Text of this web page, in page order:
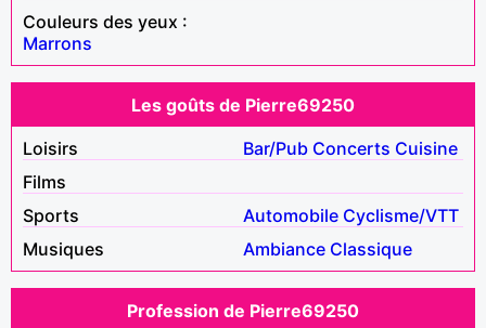
Couleurs des yeux :
Marrons
Les goûts de Pierre69250
Loisirs
Bar/Pub Concerts Cuisine
Films
Sports
Automobile Cyclisme/VTT
Musiques
Ambiance Classique
Profession de Pierre69250